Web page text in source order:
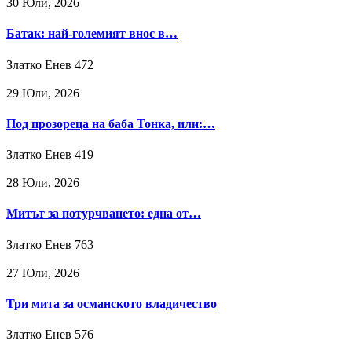
30 Юли, 2026
Батак: най-големият внос в…
Златко Енев 472
29 Юли, 2026
Под прозореца на баба Тонка, или:…
Златко Енев 419
28 Юли, 2026
Митът за потурчването: една от…
Златко Енев 763
27 Юли, 2026
Три мита за османското владичество
Златко Енев 576